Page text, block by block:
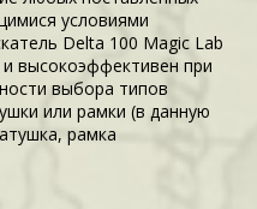
условиями
Delta 100 Magic Lab
высокоэффективен при
выбора типов
или рамки (в данную
рамка